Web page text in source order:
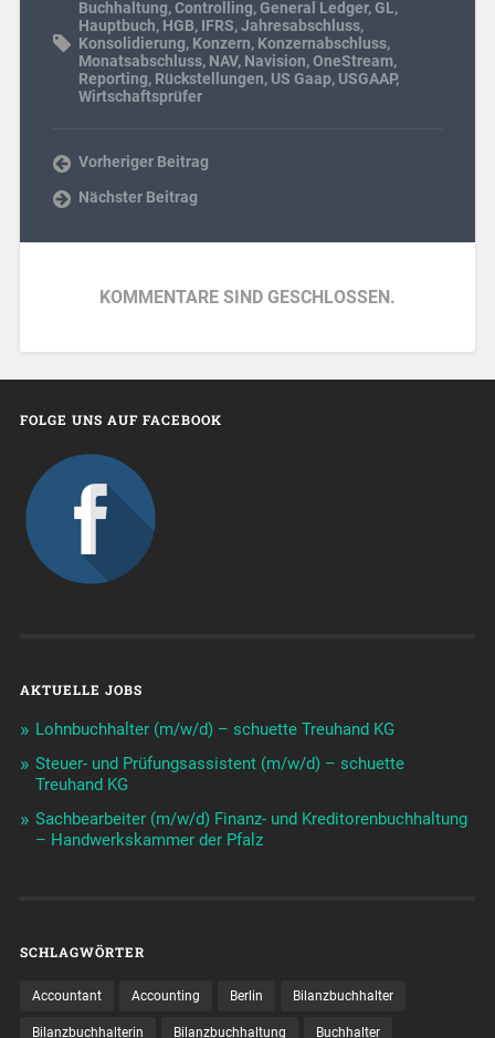
Buchhaltung,Controlling,General Ledger,GL,
Hauptbuch, HGB, IFRS,Jahresabschluss,
Konsolidierung, Konzern, Konzernabschluss,
Monatsabschluss, NAV, Navision,OneStream,
Reporting, Rückstellungen, US Gaap, USGAAP,
Wirtschaftsprüfer
Vorheriger Beitrag
Nächster Beitrag
KOMMENTARE SIND GESCHLOSSEN.
FOLGE UNS AUF FACEBOOK
AKTUELLE JOBS
Lohnbuchhalter (m/w/d) – schuette Treuhand KG
Steuer- und Prüfungsassistent (m/w/d) – schuette
Treuhand KG
Sachbearbeiter (m/w/d) Finanz- und Kreditorenbuchhaltung
– Handwerkskammer der Pfalz
SCHLAGWÖRTER
Accountant Accounting Berlin Bilanzbuchhalter
Bilanzbuchhalterin Bilanzbuchhaltung Buchhalter